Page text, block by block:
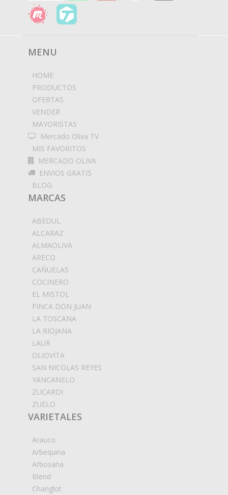
MENU
HOME
PRODUCTOS
OFERTAS
VENDER
MAYORISTAS
Mercado Oliva TV
MIS FAVORITOS
MERCADO OLIVA
ENVIOS GRATIS
BLOG
MARCAS
ABEDUL
ALCARAZ
ALMAOLIVA
ARECO
CAÑUELAS
COCINERO
EL MISTOL
FINCA DON JUAN
LA TOSCANA
LA RIOJANA
LAUR
OLIOVITA
SAN NICOLAS REYES
YANCANELO
ZUCARDI
ZUELO
VARIETALES
Arauco
Arbequina
Arbosana
Blend
Changlot